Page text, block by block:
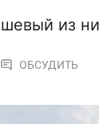
из
ОБСУДИТЬ